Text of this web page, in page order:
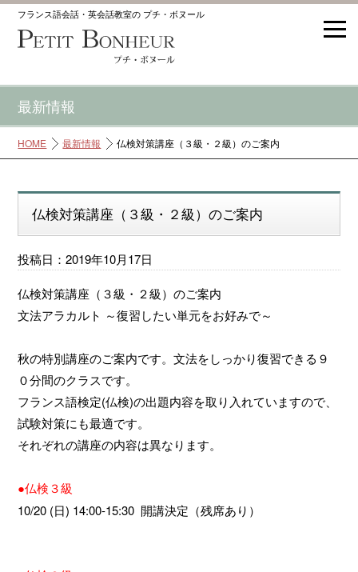
フランス語会話・英会話教室の プチ・ボヌール
最新情報
HOME 最新情報 仏検対策講座（３級・２級）のご案内
仏検対策講座（３級・２級）のご案内
投稿日：2019年10月17日
仏検対策講座（３級・２級）のご案内
文法アラカルト ～復習したい単元をお好みで～
秋の特別講座のご案内です。文法をしっかり復習できる９
０分間のクラスです。
フランス語検定(仏検)の出題内容を取り入れていますので、
試験対策にも最適です。
それぞれの講座の内容は異なります。
●仏検３級
10/20 (日) 14:00-15:30 開講決定（残席あり）